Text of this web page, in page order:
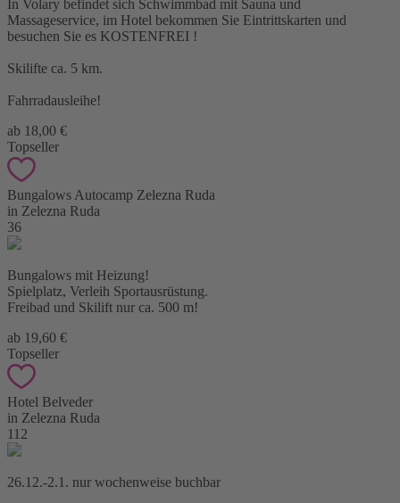
In Volary befindet sich Schwimmbad mit Sauna und
Massageservice, im Hotel bekommen Sie Eintrittskarten und
besuchen Sie es KOSTENFREI !
Skilifte ca. 5 km.
Fahrradausleihe!
ab 18,00 €
Topseller
Bungalows Autocamp Zelezna Ruda
in Zelezna Ruda
36
Bungalows mit Heizung!
Spielplatz, Verleih Sportausrüstung.
Freibad und Skilift nur ca. 500 m!
ab 19,60 €
Topseller
Hotel Belveder
in Zelezna Ruda
112
26.12.-2.1. nur wochenweise buchbar